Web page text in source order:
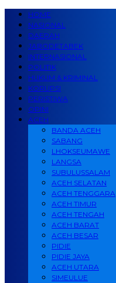
HOME
NASIONAL
DAERAH
JABODETABEK
INTERNASIONAL
POLITIK
HUKUM & KRIMINAL
KORUPSI
PERISTIWA
OPINI
ACEH
BANDA ACEH
SABANG
LHOKSEUMAWE
LANGSA
SUBULUSSALAM
ACEH SELATAN
ACEH TENGGARA
ACEH TIMUR
ACEH TENGAH
ACEH BARAT
ACEH BESAR
PIDIE
PIDIE JAYA
ACEH UTARA
SIMEULUE